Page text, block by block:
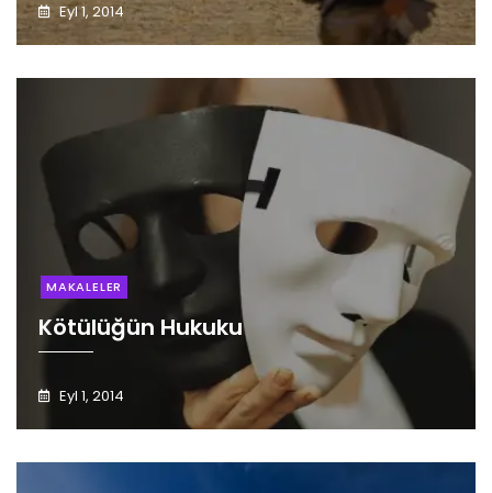
Eyl 1, 2014
MAKALELER
Kötülüğün Hukuku
Eyl 1, 2014